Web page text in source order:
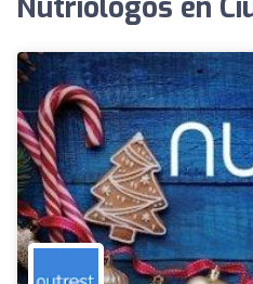
Nutriólogos en